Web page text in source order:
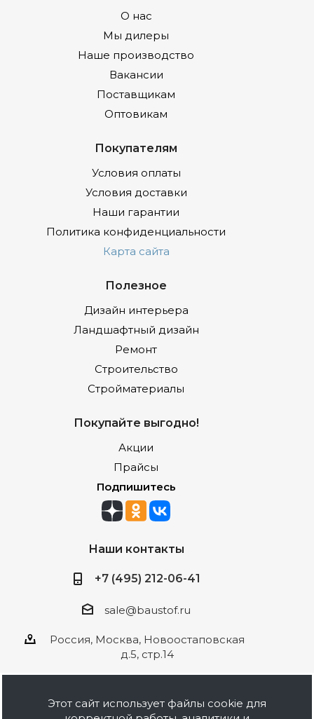
О нас
Мы дилеры
Наше производство
Вакансии
Поставщикам
Оптовикам
Покупателям
Условия оплаты
Условия доставки
Наши гарантии
Политика конфиденциальности
Карта сайта
Полезное
Дизайн интерьера
Ландшафтный дизайн
Ремонт
Строительство
Стройматериалы
Покупайте выгодно!
Акции
Прайсы
Подпишитесь
Наши контакты
+7 (495) 212-06-41
sale@baustof.ru
Россия, Москва, Новоостаповская
д.5, стр.14
Этот сайт использует файлы cookie для